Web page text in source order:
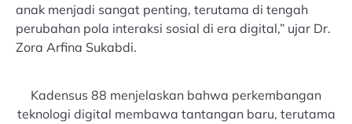
anak menjadi sangat penting, terutama di tengah
perubahan pola interaksi sosial di era digital,” ujar Dr.
Zora Arfina Sukabdi.
Kadensus 88 menjelaskan bahwa perkembangan
teknologi digital membawa tantangan baru, terutama